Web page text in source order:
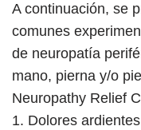
A continuación, se
comunes
de neuropatía
mano, pierna y/o
Neuropathy Relief
1. Dolores ardientes